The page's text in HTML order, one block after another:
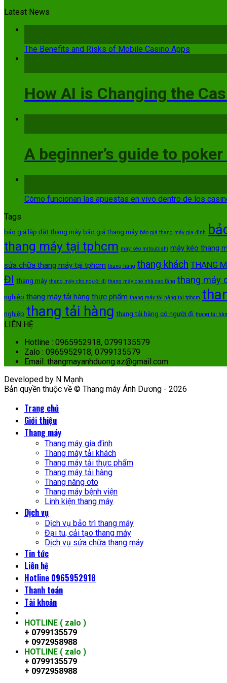
Latest News
The Benefits and Risks of Mobile Casino Apps
How AI is Changing the
A beginner’s guide to
Cómo funcionan las apuestas en vivo dentro de los
Tags
báo giá lắp đặt thang máy báo giá thang máy báo giá thang máy gia đình
thang máy tại tphcm máy kéo mitsubishi máy kéo thang
sửa chữa thang máy tại tphcm thang hàng thang khách THANG
ĐI thang máy thang máy cho người đi thang máy cho nhà cao tầng thang máy
nghiệp thang máy tải hàng thực phẩm thang máy tải hàng tại tphcm
nghiệp thang tải hàng thang tải hàng có người đi thang tải
LIÊN HỆ
Hotline : 0965952918, 0799135579
Zalo : 0965952918, 0799135579
Email: thangmayanhduong.az@gmail.com
Developed by N Mạnh
Bản quyền thuộc về © Thang máy Ánh Dương - 2026
Trang chủ
Giới thiệu
Thang máy
Thang máy gia đình
Thang máy tải khách
Thang máy tải thực phẩm
Thang máy tải hàng
Thang nâng oto
Thang máy bệnh viện
Linh kiện thang máy
Dịch vụ
Dịch vụ bảo trì thang máy
Đại tu, cải tạo thang máy
Dịch vụ sửa chữa thang máy
Tin tức
Liên hệ
Hotline 0965952918
Thanh toán
Tài khoản
HOTLINE ( zalo )
+ 0799135579
+ 0972958988
HOTLINE ( zalo )
+ 0799135579
+ 0972958988